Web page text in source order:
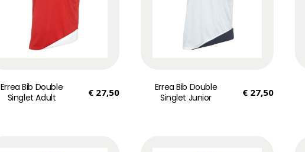
Errea Bib Double
Singlet Adult
€27,50
Errea Bib Double
Singlet Junior
€27,50